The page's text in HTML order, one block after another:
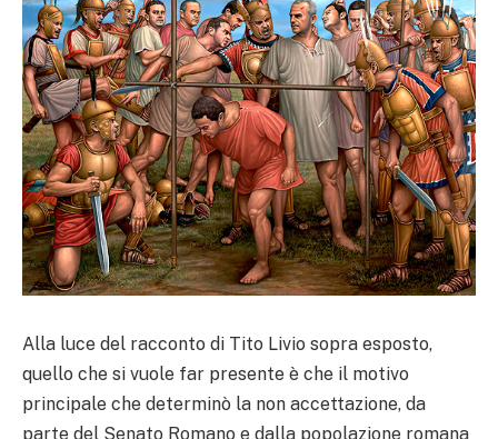
Alla luce del racconto di Tito Livio sopra esposto,
quello che si vuole far presente è che il motivo
principale che determinò la non accettazione, da
parte del Senato Romano e dalla popolazione romana